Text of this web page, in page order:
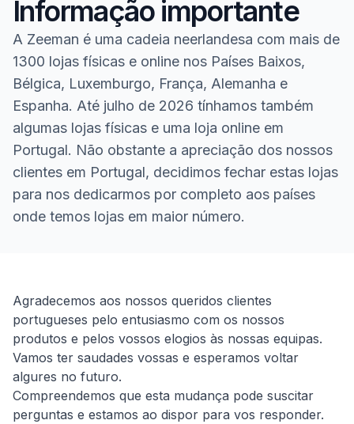
Informação importante
A Zeeman é uma cadeia neerlandesa com mais de
1300 lojas físicas e online nos Países Baixos,
Bélgica, Luxemburgo, França, Alemanha e
Espanha. Até julho de 2026 tínhamos também
algumas lojas físicas e uma loja online em
Portugal. Não obstante a apreciação dos nossos
clientes em Portugal, decidimos fechar estas lojas
para nos dedicarmos por completo aos países
onde temos lojas em maior número.
Homepage
Agradecemos aos nossos queridos clientes
portugueses pelo entusiasmo com os nossos
produtos e pelos vossos elogios às nossas equipas.
Vamos ter saudades vossas e esperamos voltar
algures no futuro.
Compreendemos que esta mudança pode suscitar
perguntas e estamos ao dispor para vos responder.